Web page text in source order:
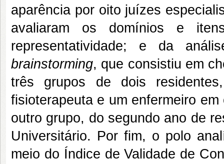
aparência por oito juízes
avaliaram os domínios e
representatividade; e da
brainstorming, que consistiu em
três grupos de dois
fisioterapeuta e um enfermeiro
outro grupo, do segundo ano de
Universitário. Por fim, o polo
meio do Índice de Validade de